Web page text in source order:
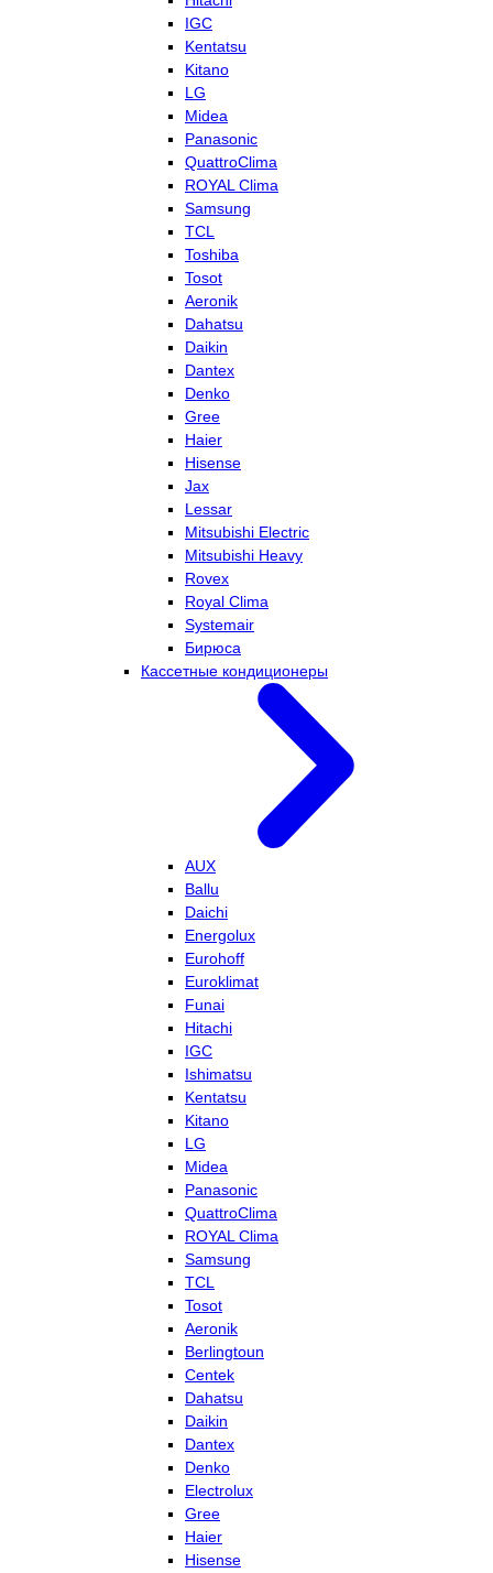
IGC
Kentatsu
Kitano
LG
Midea
Panasonic
QuattroClima
ROYAL Clima
Samsung
TCL
Toshiba
Tosot
Aeronik
Dahatsu
Daikin
Dantex
Denko
Gree
Haier
Hisense
Jax
Lessar
Mitsubishi Electric
Mitsubishi Heavy
Rovex
Royal Clima
Systemair
Бирюса
Кассетные кондиционеры
AUX
Ballu
Daichi
Energolux
Eurohoff
Euroklimat
Funai
Hitachi
IGC
Ishimatsu
Kentatsu
Kitano
LG
Midea
Panasonic
QuattroClima
ROYAL Clima
Samsung
TCL
Tosot
Aeronik
Berlingtoun
Centek
Dahatsu
Daikin
Dantex
Denko
Electrolux
Gree
Haier
Hisense